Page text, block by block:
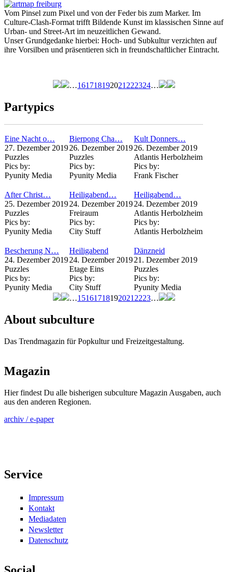
Vom Pinsel zum Pixel und von der Feder bis zum Marker. Im
Culture-Clash-Format trifft Bildende Kunst im klassischen Sinne auf
Urban- und Street-Art im neuzeitlichen Gewand.
Unser Grundgedanke hierbei: Hoch- und Subkultur verzichten auf
ihre Vorsilben und präsentieren sich in freundschaftlicher Eintracht.
…161718192021 222324…
Partypics
Eine Nacht o…
27. Dezember 2019
Puzzles
Pics by:
Pyunity Media
Bierpong Cha…
26. Dezember 2019
Puzzles
Pics by:
Pyunity Media
Kult Donners…
26. Dezember 2019
Atlantis Herbolzheim
Pics by:
Frank Fischer
After Christ…
25. Dezember 2019
Puzzles
Pics by:
Pyunity Media
Heiligabend…
24. Dezember 2019
Freiraum
Pics by:
City Stuff
Heiligabend…
24. Dezember 2019
Atlantis Herbolzheim
Pics by:
Atlantis Herbolzheim
Bescherung N…
24. Dezember 2019
Puzzles
Pics by:
Pyunity Media
Heiligabend
24. Dezember 2019
Etage Eins
Pics by:
City Stuff
Dänzneid
21. Dezember 2019
Puzzles
Pics by:
Pyunity Media
…15161718192021 2223…
About subculture
Das Trendmagazin für Popkultur und Freizeitgestaltung.
Magazin
Hier findest Du alle bisherigen subculture Magazin Ausgaben, auch
aus den anderen Regionen.
archiv / e-paper
Service
Impressum
Kontakt
Mediadaten
Newsletter
Datenschutz